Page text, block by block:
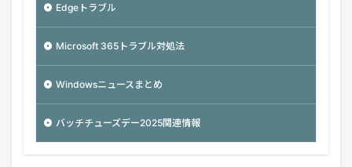
Edgeトラブル
Microsoft 365トラブル対処法
Windowsニュースまとめ
バッチチューズデー2025関連情報